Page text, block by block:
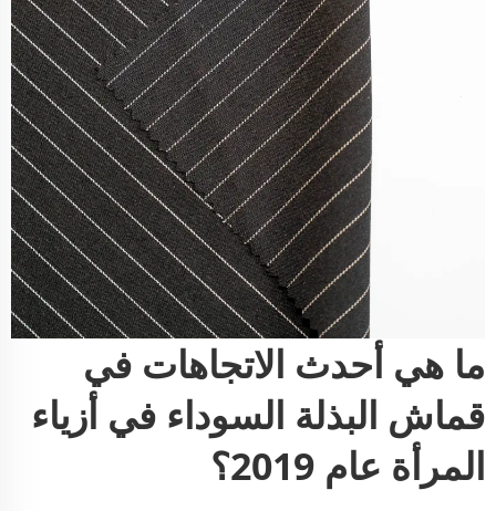
ما هي أحدث الاتجاهات في
قماش البذلة السوداء في أزياء
المرأة عام 2019؟